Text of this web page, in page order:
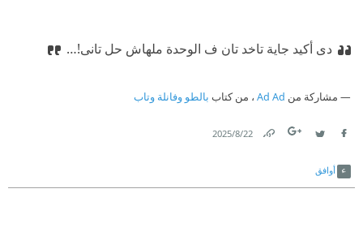
دى أكيد جاية تاخد تان ف الوحدة ملهاش حل تانى!…
مشاركة من Ad Ad ، من كتاب بالطو وفانلة وتاب
22‏/8‏/2025
أوافق